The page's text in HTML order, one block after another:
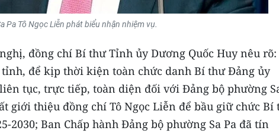
Pa Tô Ngọc Liễn phát biểu nhận nhiệm vụ.
đồng chí Bí thư Tỉnh ủy Dương Quốc Huy nêu rõ:
tỉnh, để kịp thời kiện toàn chức danh Bí thư Đảng ủy
tục, trực tiếp, toàn diện đối với Đảng bộ phường
giới thiệu đồng chí Tô Ngọc Liễn để bầu giữ chức Bí
2030; Ban Chấp hành Đảng bộ phường Sa Pa đã tín